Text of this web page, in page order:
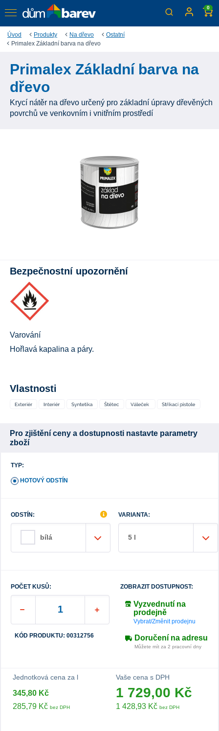
0
Úvod Produkty Na dřevo
Ostatní
Primalex Základní barva na dřevo
Primalex Základní barva na
dřevo
Krycí nátěr na dřevo určený pro základní úpravy dřevěných
povrchů ve venkovním i vnitřním prostředí
Bezpečnostní upozornění
Varování
Hořlavá kapalina a páry.
Vlastnosti
Pro zjištění ceny a dostupnosti nastavte parametry
zboží
TYP:
HOTOVÝ ODSTÍN
ODSTÍN:
bílá
VARIANTA:
5 l
POČET KUSŮ:
KÓD PRODUKTU: 00312756
ZOBRAZIT DOSTUPNOST:
Vyzvednutí na
prodejně
Vybrat/Změnit prodejnu
Doručení na adresu
Můžete mít za 2 pracovní dny
Jednotková cena za l
345,80 Kč
285,79 Kč bez DPH
Vaše cena s DPH
1 729,00 Kč
1 428,93 Kč bez DPH